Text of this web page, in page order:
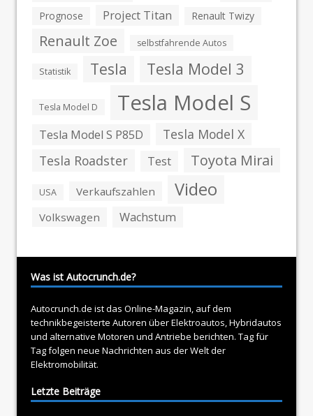
Prognose Project Titan Renault Twizy
Renault Zoe selbstfahrende Autos
Statistik Tesla Tesla Model 3
Tesla Model D Tesla Model S
Tesla Model S P85D
Tesla Model X
Tesla Roadster
Test Toyota Mirai
USA Verkaufszahlen Video
Volkswagen Wachstum
Was ist Autocrunch.de?
Autocrunch.de ist das Online-Magazin, auf dem
technikbegeisterte Autoren überElektroautos, Hybridautos
und alternative Motoren und Antriebe berichten. Tag für
Tag folgen neue Nachrichten aus der Welt der
Elektromobilität.
Letzte Beiträge